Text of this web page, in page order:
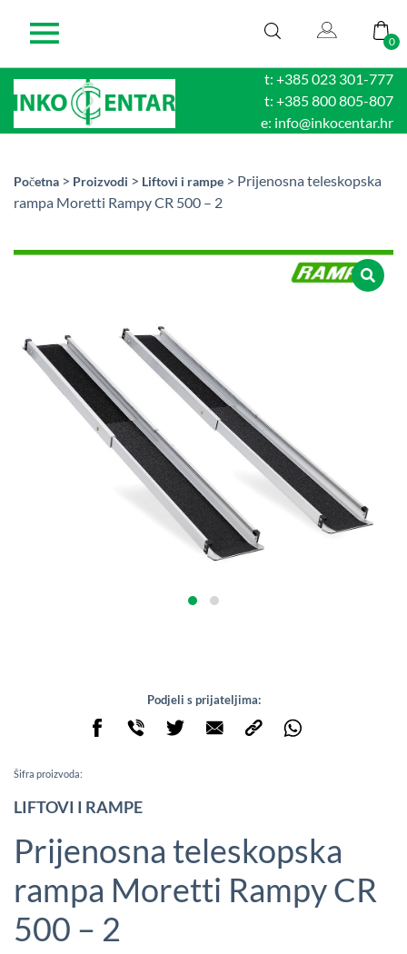
0
t: +385 023 301-777
t: +385 800 805-807
e: info@inkocentar.hr
Početna > Proizvodi > Liftovi i rampe > Prijenosna teleskopska
rampa Moretti Rampy CR 500 – 2
Podjeli s prijateljima:
Šifra proizvoda:
LIFTOVI I RAMPE
Prijenosna teleskopska
rampa Moretti Rampy CR
500 – 2